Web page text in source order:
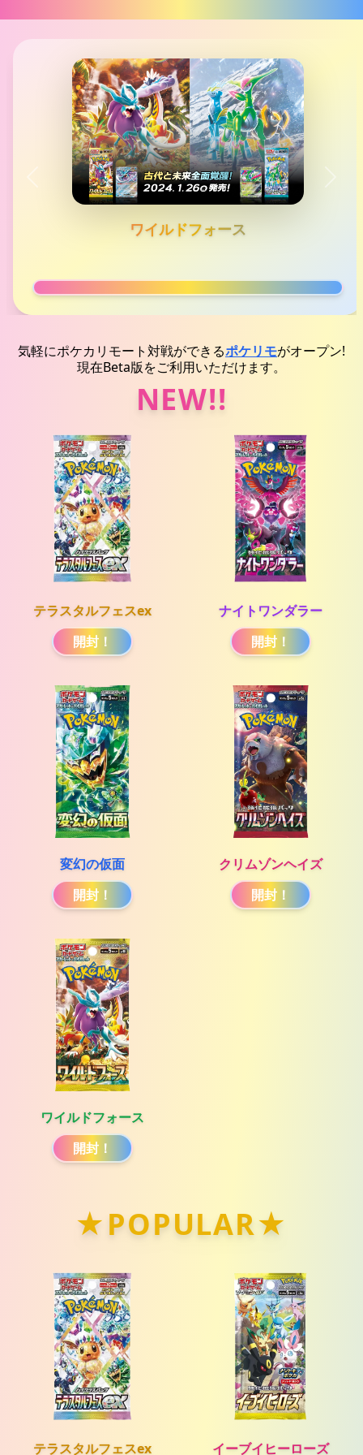
ワイルドフォース
Previous
気軽にポケカリモート対戦ができるポケリモがオープン!
現在Beta版をご利用いただけます。
NEW!!
テラスタルフェスex
開封！
ナイトワンダラー
開封！
変幻の仮面
開封！
クリムゾンヘイズ
開封！
ワイルドフォース
開封！
★POPULAR★
テラスタルフェスex イーブイヒーローズ